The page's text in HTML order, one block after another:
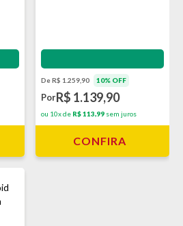
Impermeabilização - VEDA
De R$ 1.259,90 10% OFF
PorR$ 1.139,90
ou 10x de R$ 113,99 sem juros
CONFIRA